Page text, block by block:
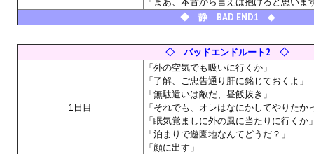
Quake III Arena Remaster Fan Edition
Star Trek Voyager Elite Force Remaster Fan Edition
Sacred Gold Remaster Fan Edition
Red Faction remaster Fan Edition
Aliens versus Predator 1 Remaster Fan Edition
◆ 静 BAD END1 ◆
◇ バッドエンドルート2 ◇
1日目
「外の空気でも吸いに行くか」
「了解、ご忠告通り肝に銘じておくよ」
「無駄遣いは敵だ、昼飯抜き」
「それでも、オレはなにかしてやりた
「眠気覚ましに外の風に当たりに行くか
「泊まりで遊園地なんてどうだ？」
「顔に出す」